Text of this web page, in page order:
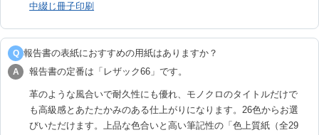
中綴じ冊子印刷
Q 報告書の表紙におすすめの用紙はありますか？
A 報告書の定番は「レザック66」です。
革のような風合いで耐久性にも優れ、モノクロのタイトルだけで
も高級感とあたたかみのある仕上がりになります。26色からお選
びいただけます。上品な色合いと高い筆記性の「色上質紙（全29